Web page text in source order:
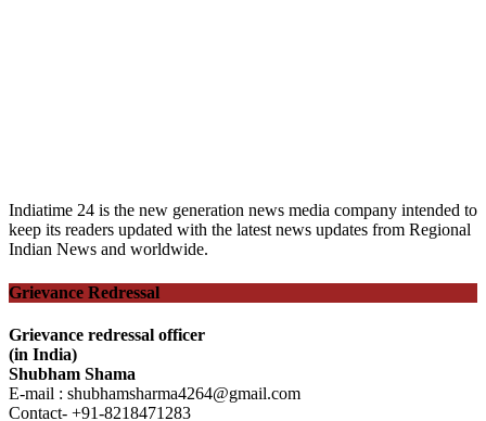
Indiatime 24 is the new generation news media company intended to
keep its readers updated with the latest news updates from Regional
Indian News and worldwide.
Grievance Redressal
Grievance redressal officer
(in India)
Shubham Shama
E-mail : shubhamsharma4264@gmail.com
Contact- +91-8218471283